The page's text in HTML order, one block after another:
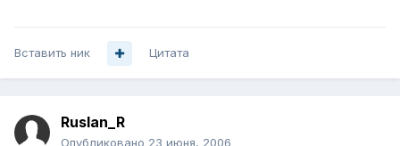
Вставить ник Цитата
Ruslan_R
Опубликовано 23 июня, 2006